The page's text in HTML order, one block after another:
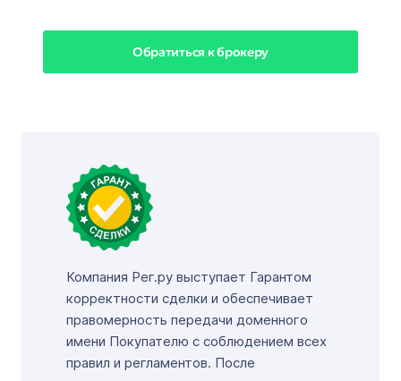
Обратиться к брокеру
Компания Рег.ру выступает Гарантом
корректности сделки и обеспечивает
правомерность передачи доменного
имени Покупателю с соблюдением всех
правил и регламентов. После